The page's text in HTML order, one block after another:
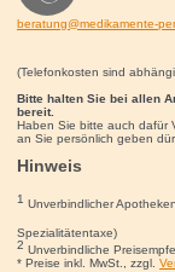
beratung@medikamente-
(Telefonkosten sind
Bitte halten Sie bei allen
bereit.
Haben Sie bitte auch dafür
an Sie persönlich geben
Hinweis
1 Unverbindlicher
Spezialitätentaxe)
2 Unverbindliche
* Preise inkl. MwSt., zzgl.